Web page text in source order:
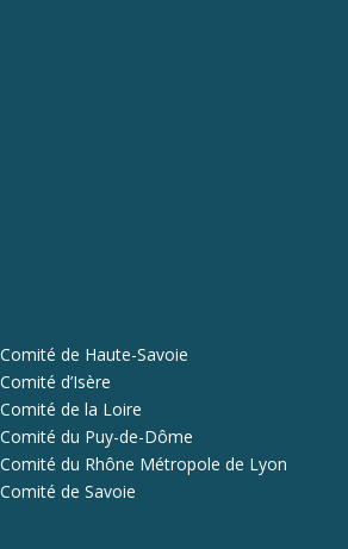
Comité de Haute-Savoie
Comité d’Isère
Comité de la Loire
Comité du Puy-de-Dôme
Comité du Rhône Métropole de Lyon
Comité de Savoie